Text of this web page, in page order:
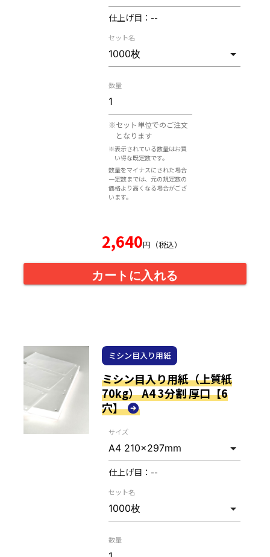
仕上げ目： --
セット名
数量
※セット単位でのご注文
となります
※表示されている数量はお買
い得な既定数です。
数量をマイナスにされた場合
一定数までは、元の規定数の
価格より高くなる場合がござ
います。
2,640円（税込）
カートに入れる
ミシン目入り用紙
ミシン目入り用紙（上質紙
70kg） A4 3分割 厚口【6
穴】
サイズ
仕上げ目： --
セット名
数量